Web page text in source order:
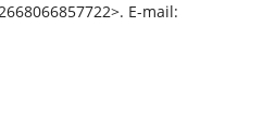
E-mail: